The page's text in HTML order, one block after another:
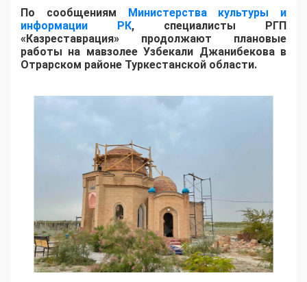
По сообщениям Министерства культуры и
информации РК, специалисты РГП
«Казреставрация» продолжают плановые
работы на мавзолее Узбекали Джанибекова в
Отрарском районе Туркестанской области.